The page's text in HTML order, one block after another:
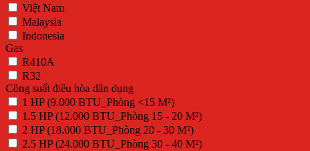
Việt Nam
Malaysia
Indonesia
Gas
R410A
R32
Công suất điều hòa dân dụng
1 HP (9.000 BTU_Phòng <15 M²)
1.5 HP (12.000 BTU_Phòng 15 - 20 M²)
2 HP (18.000 BTU_Phòng 20 - 30 M²)
2.5 HP (24.000 BTU_Phòng 30 - 40 M²)